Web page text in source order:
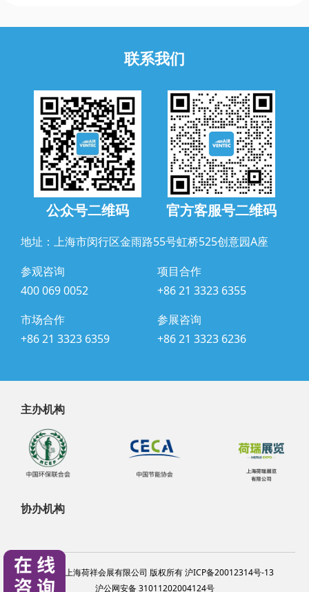
联系我们
公众号二维码 官方客服号二维码
地址：上海市闵行区金雨路55号虹桥525创意园A座
参观咨询
400 069 0052
项目合作
+86 21 3323 6355
市场合作
+86 21 3323 6359
参展咨询
+86 21 3323 6236
主办机构
协办机构
@2024 上海荷祥会展有限公司 版权所有 沪ICP备20012314号-13
沪公网安备 31011202004124号